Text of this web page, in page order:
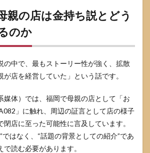
親の店は金持ち説とどう
のか
の中で、最もストーリー性が強く、拡散
が店を経営していた」という話です。
媒体）では、福岡で母親の店として「お
」に触れ、周辺の証言として店の様子
店に至った可能性に言及しています。
ではなく、“話題の背景としての紹介”であ
読む必要があります。